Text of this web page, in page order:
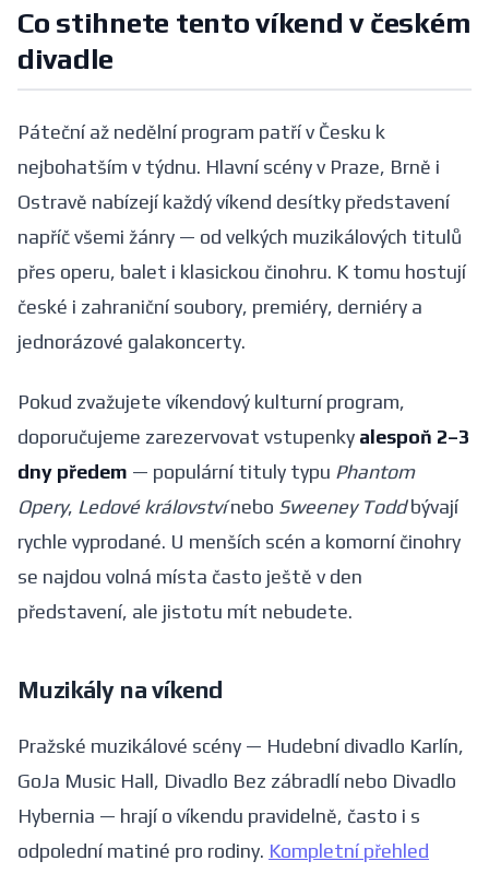
Co stihnete tento víkend v českém
divadle
Páteční až nedělní program patří v Česku k
nejbohatším v týdnu. Hlavní scény v Praze, Brně i
Ostravě nabízejí každý víkend desítky představení
napříč všemi žánry — od velkých muzikálových titulů
přes operu, balet i klasickou činohru. K tomu hostují
české i zahraniční soubory, premiéry, derniéry a
jednorázové galakoncerty.
Pokud zvažujete víkendový kulturní program,
doporučujeme zarezervovat vstupenky alespoň 2–3
dny předem — populární tituly typu Phantom
Opery, Ledové královstvínebo Sweeney Toddbývají
rychle vyprodané. U menších scén a komorní činohry
se najdou volná místa často ještě v den
představení, ale jistotu mít nebudete.
Muzikály na víkend
Pražské muzikálové scény — Hudební divadlo Karlín,
GoJa Music Hall, Divadlo Bez zábradlí nebo Divadlo
Hybernia — hrají o víkendu pravidelně, často i s
odpolední matiné pro rodiny. Kompletní přehled